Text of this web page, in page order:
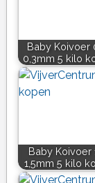
Baby Koivoer
0,3mm 5 kilo
Baby Koivoer
1,5mm 5 kilo